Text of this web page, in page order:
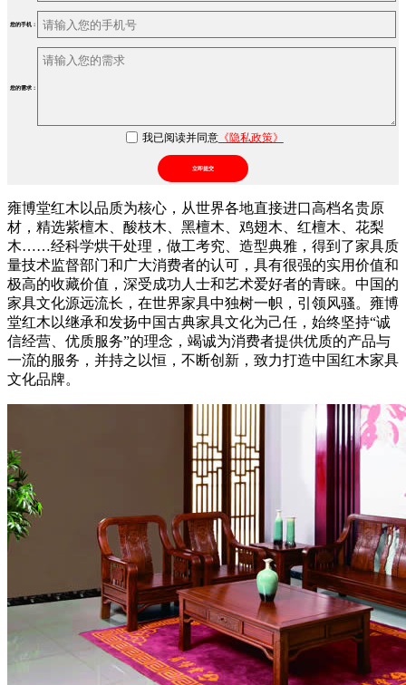
您的手机：
您的需求：
我已阅读并同意《隐私政策》
立即提交
雍博堂红木以品质为核心，从世界各地直接进口高档名贵原
材，精选紫檀木、酸枝木、黑檀木、鸡翅木、红檀木、花梨
木……经科学烘干处理，做工考究、造型典雅，得到了家具质
量技术监督部门和广大消费者的认可，具有很强的实用价值和
极高的收藏价值，深受成功人士和艺术爱好者的青睐。中国的
家具文化源远流长，在世界家具中独树一帜，引领风骚。雍博
堂红木以继承和发扬中国古典家具文化为己任，始终坚持“诚
信经营、优质服务”的理念，竭诚为消费者提供优质的产品与
一流的服务，并持之以恒，不断创新，致力打造中国红木家具
文化品牌。